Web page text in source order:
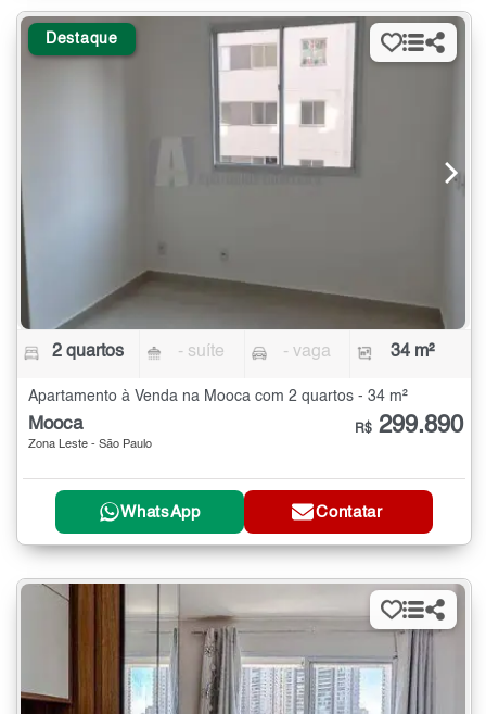
Destaque
2 quartos - suíte - vaga 34 m²
Apartamento à Venda na Mooca com 2 quartos - 34 m²
Mooca
Zona Leste - São Paulo
R$ 299.890
WhatsApp Contatar